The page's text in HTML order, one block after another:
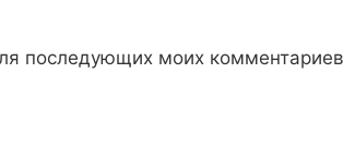
последующих моих